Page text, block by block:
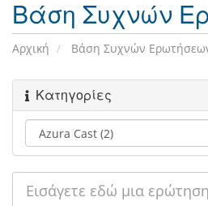
Βάση Συχνών
Αρχική Βάση Συχνών
Κατηγορίες